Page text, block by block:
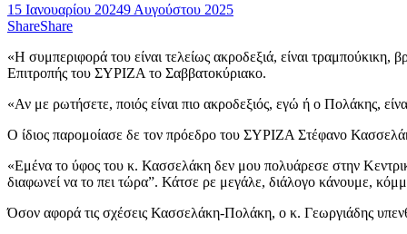
15 Ιανουαρίου 20249 Αυγούστου 2025
ShareShare
«Η συμπεριφορά του είναι τελείως ακροδεξιά, είναι
Επιτροπής του ΣΥΡΙΖΑ το Σαββατοκύριακο.
«Αν με ρωτήσετε, ποιός είναι πιο ακροδεξιός, εγώ ή ο Πολάκης,
Ο ίδιος παρομοίασε δε τον πρόεδρο του ΣΥΡΙΖΑ Στέφανο
«Εμένα το ύφος του κ. Κασσελάκη δεν μου πολυάρεσε στην
διαφωνεί να το πει τώρα”. Κάτσε ρε μεγάλε, διάλογο κάνουμε,
Όσον αφορά τις σχέσεις Κασσελάκη-Πολάκη, ο κ. Γεωργιάδης